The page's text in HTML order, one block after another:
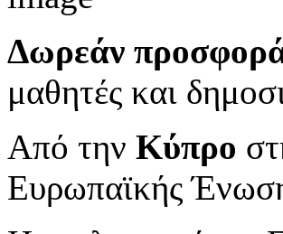
Δωρεάν
μαθητές και
Από την Κύπρο
Ευρωπαϊκής